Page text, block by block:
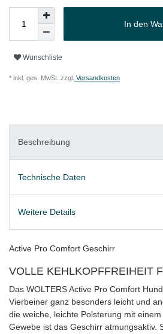
In den
Wunschliste
* inkl. ges. MwSt. zzgl. Versandkosten
Beschreibung
Technische Daten
Weitere Details
Active Pro Comfort Geschirr
VOLLE KEHLKOPFFREIHEIT
Das WOLTERS Active Pro Comfort
Vierbeiner ganz besonders leicht und
die weiche, leichte Polsterung mit
Gewebe ist das Geschirr atmungsaktiv.